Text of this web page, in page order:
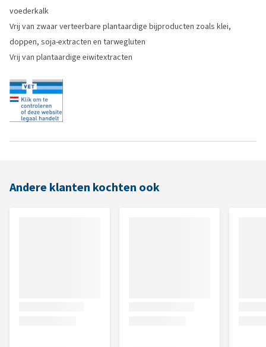
voederkalk
Vrij van zwaar verteerbare plantaardige bijproducten zoals klei,
doppen, soja-extracten en tarwegluten
Vrij van plantaardige eiwitextracten
Andere klanten kochten ook